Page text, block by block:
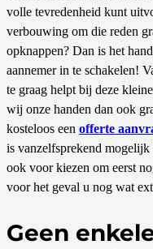
volle tevredenheid kunt
verbouwing om die reden
opknappen? Dan is het
aannemer in te schakelen!
te graag helpt bij deze
wij onze handen dan ook
kosteloos een offerte
is vanzelfsprekend
ook voor kiezen om eerst
voor het geval u nog wat
Geen